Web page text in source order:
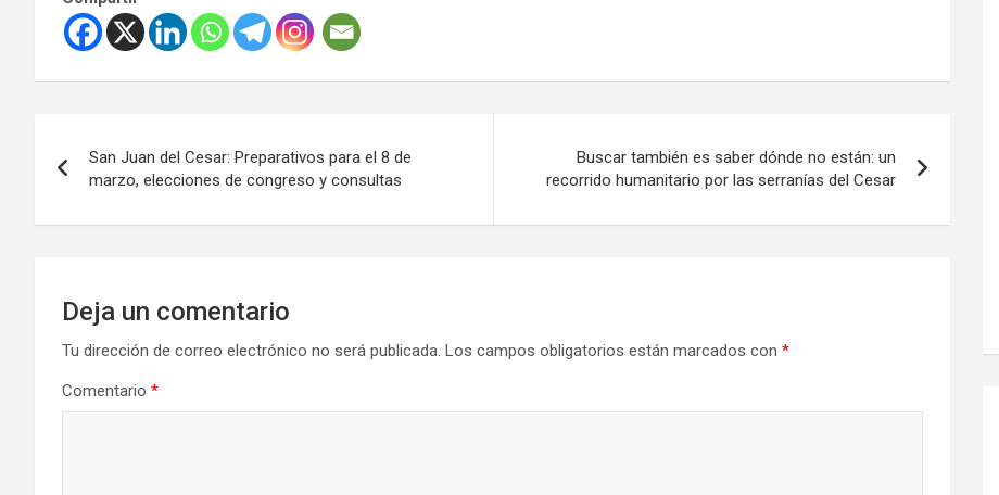
de
entradas
San Juan del Cesar: Preparativos para el 8 de
marzo, elecciones de congreso y consultas
Buscar también es saber dónde no están: un
recorrido humanitario por las serranías del Cesar
Deja un comentario
Tu dirección de correo electrónico no será publicada. Los campos obligatorios están marcados con *
Comentario *